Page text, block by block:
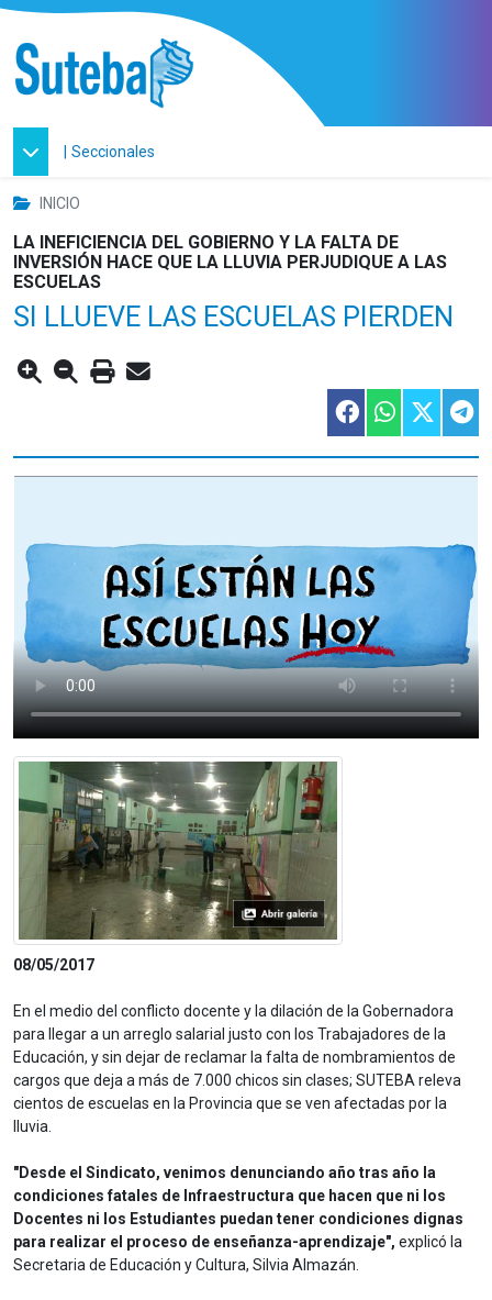
| Seccionales
INICIO
LA INEFICIENCIA DEL GOBIERNO Y LA FALTA DE
INVERSIÓN HACE QUE LA LLUVIA PERJUDIQUE A LAS
ESCUELAS
SI LLUEVE LAS ESCUELAS PIERDEN
08/05/2017
En el medio del conflicto docente y la dilación de la Gobernadora
para llegar a un arreglo salarial justo con los Trabajadores de la
Educación, y sin dejar de reclamar la falta de nombramientos de
cargos que deja a más de 7.000 chicos sin clases; SUTEBA releva
cientos de escuelas en la Provincia que se ven afectadas por la
lluvia.
"Desde el Sindicato, venimos denunciando año tras año la
condiciones fatales de Infraestructura que hacen que ni los
Docentes ni los Estudiantes puedan tener condiciones dignas
para realizar el proceso de enseñanza-aprendizaje", explicó la
Secretaria de Educación y Cultura, Silvia Almazán.